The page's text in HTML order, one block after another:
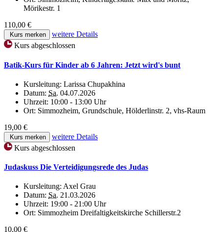
Mörikestr. 1
110,00 €
Kurs merken
weitere Details
Kurs abgeschlossen
Batik-Kurs für Kinder ab 6 Jahren: Jetzt wird's bunt
Kursleitung: Larissa Chupakhina
Datum: Sa. 04.07.2026
Uhrzeit: 10:00 - 13:00 Uhr
Ort: Simmozheim, Grundschule, Hölderlinstr. 2, vhs-Raum
19,00 €
Kurs merken
weitere Details
Kurs abgeschlossen
Judaskuss Die Verteidigungsrede des Judas
Kursleitung: Axel Grau
Datum: Sa. 21.03.2026
Uhrzeit: 19:00 - 21:00 Uhr
Ort: Simmozheim Dreifaltigkeitskirche Schillerstr.2
10,00 €